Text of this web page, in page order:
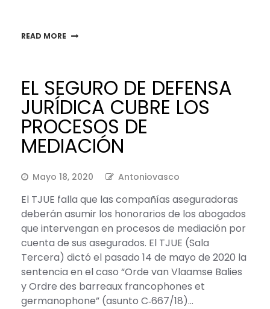
READ MORE
EL SEGURO DE DEFENSA
JURÍDICA CUBRE LOS
PROCESOS DE
MEDIACIÓN
Mayo 18, 2020 Antoniovasco
El TJUE falla que las compañías aseguradoras
deberán asumir los honorarios de los abogados
que intervengan en procesos de mediación por
cuenta de sus asegurados. El TJUE (Sala
Tercera) dictó el pasado 14 de mayo de 2020 la
sentencia en el caso “Orde van Vlaamse Balies
y Ordre des barreaux francophones et
germanophone” (asunto C‑667/18)…